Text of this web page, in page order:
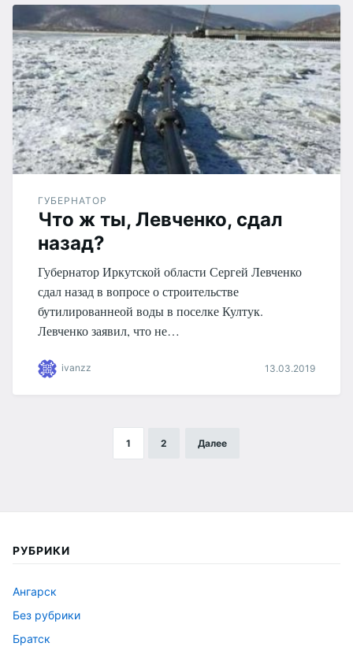
ГУБЕРНАТОР
Что ж ты, Левченко, сдал
назад?
Губернатор Иркутской области Сергей Левченко
сдал назад в вопросе о строительстве
бутилированнеой воды в поселке Култук.
Левченко заявил, что не…
ivanzz 13.03.2019
Навигация1 2 Далее
РУБРИКИ
Ангарск
Без рубрики
Братск